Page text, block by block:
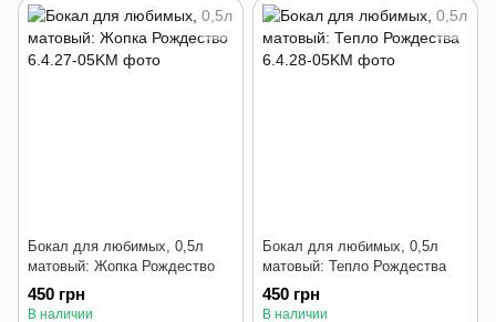
Бокал для любимых, 0,5л
матовый: Жопка Рождество
450 грн
В наличии
Бокал для любимых, 0,5л
матовый: Тепло Рождества
450 грн
В наличии